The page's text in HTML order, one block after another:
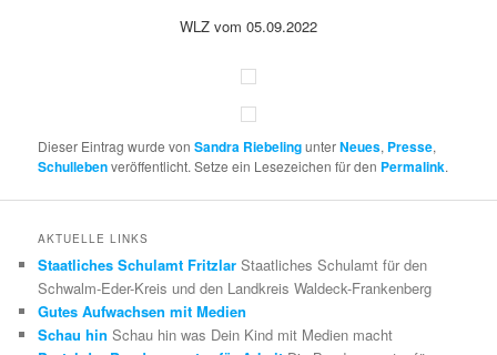
WLZ vom 05.09.2022
Dieser Eintrag wurde vonSandra RiebelingunterNeues, Presse,
Schullebenveröffentlicht. Setze ein Lesezeichen für den Permalink.
AKTUELLE LINKS
Staatliches Schulamt Fritzlar Staatliches Schulamt für den
Schwalm-Eder-Kreis und den Landkreis Waldeck-Frankenberg
Gutes Aufwachsen mit Medien
Schau hin Schau hin was Dein Kind mit Medien macht